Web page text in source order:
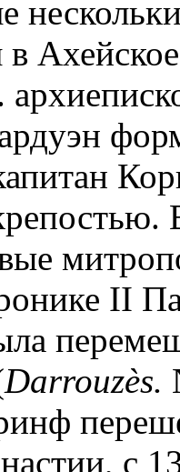
II
Darrouzès.
с